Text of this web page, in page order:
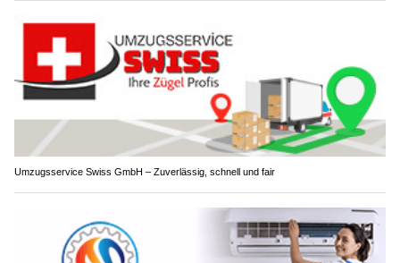
Umzugsservice Swiss GmbH – Zuverlässig, schnell und fair